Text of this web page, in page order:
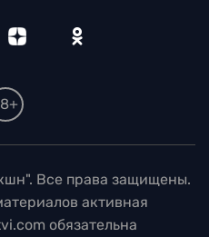
Все права защищены.
активная
обязательна